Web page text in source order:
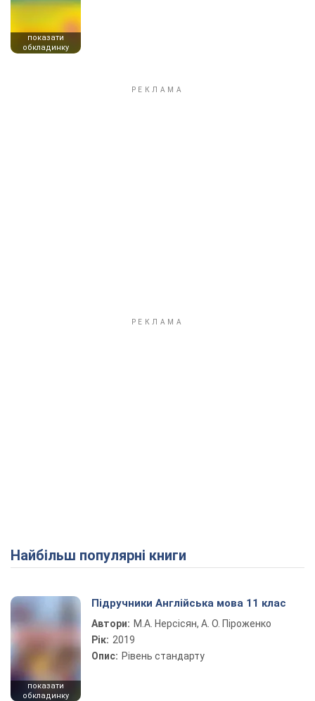
показати
обкладинку
Найбільш популярні книги
показати
обкладинку
Підручники Англійська мова 11 клас
Автори: М.А. Нерсісян, А. О. Піроженко
Рік: 2019
Опис: Рівень стандарту